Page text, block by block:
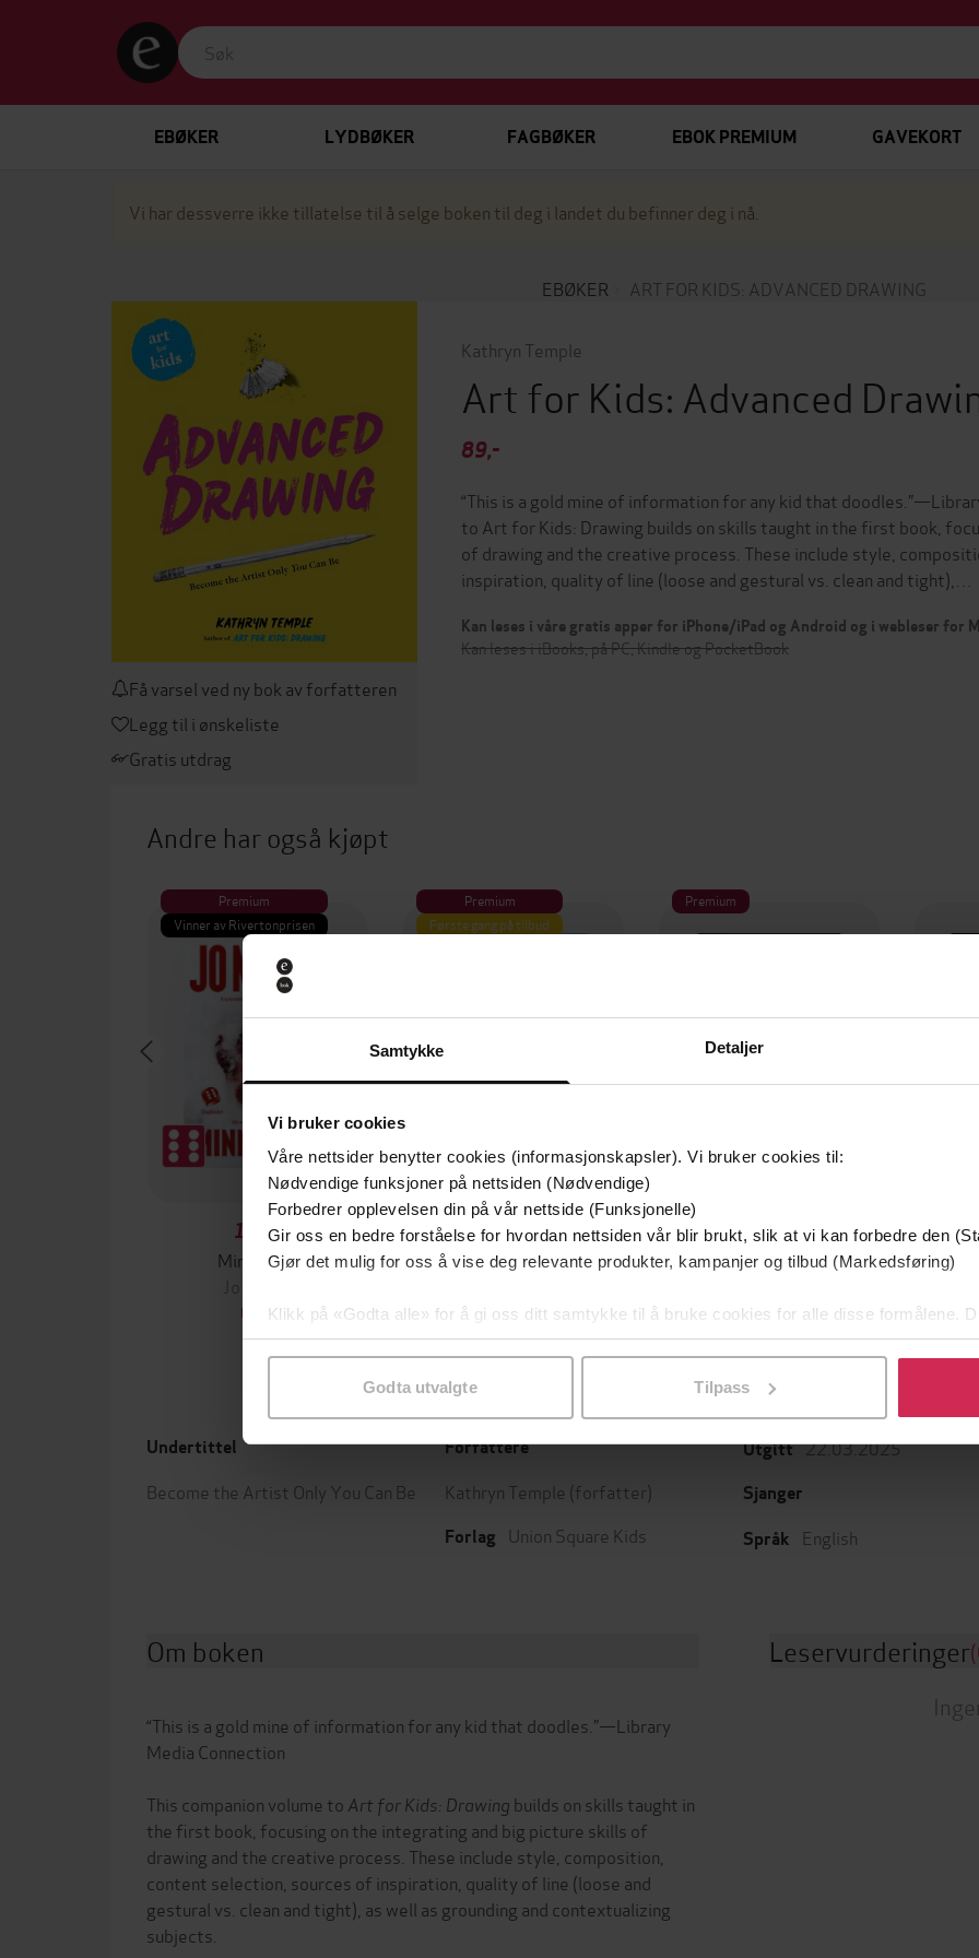
Samtykke Detaljer
Vi bruker cookies
Våre nettsider benytter cookies (informasjonskapsler). Vi bruker cookies til:
Nødvendige funksjoner på nettsiden (Nødvendige)
Forbedrer opplevelsen din på vår nettside (Funksjonelle)
Gir oss en bedre forståelse for hvordan nettsiden vår blir brukt, slik at vi kan forbedre den
Gjør det mulig for oss å vise deg relevante produkter, kampanjer og tilbud (Markedsføring)
Klikk på «Godta alle» for å gi oss ditt samtykke til å bruke cookies for alle disse formålene.
samtykke til spesifikke formål ved å klikke på «Tilpass». Du kan når som helst trekke
Godta utvalgte Tilpass
EBØKER LYDBØKER FAGBØKER EBOK PREMIUM GAVEKORT
Vi har dessverre ikke tillatelse til å selge boken til deg i landet du befinner deg i nå.
EBØKER ART FOR KIDS: ADVANCED DRAWING
Få varsel ved ny bok av forfatteren
Legg til i ønskeliste
Gratis utdrag
Kathryn Temple
Art for Kids: Advanced
89,-
“This is a gold mine of information for any kid that
to Art for Kids: Drawing builds on skills taught in the first book,
of drawing and the creative process. These include style,
inspiration, quality of line (loose and gestural vs. clean and tight),…
Kan leses i våre gratis apper for iPhone/iPad og Android og i webleser for
Kan leses i iBooks, på PC, Kindle og PocketBook
Andre har også kjøpt
Premium
Vinner av Rivertonprisen
199,-
Minnesota
EBOK
Premium
Første gang på tilbud
349,-
Utskudd
EBOK
Premium
149,-
En lykkelig familie
EBOK
Undertittel
Become the Artist Only You Can Be
Forfattere
Kathryn Temple (forfatter)
Forlag Union Square Kids
Utgitt 22.03.2025
Sjanger
Språk
English
Om boken
“This is a gold mine of information for any kid that doodles.”—Library
Media Connection
This companion volume to Art for Kids: Drawing builds on skills taught in
the first book, focusing on the integrating and big picture skills of
drawing and the creative process. These include style, composition,
content selection, sources of inspiration, quality of line (loose and
gestural vs. clean and tight), as well as grounding and contextualizing
subjects.
Leservurderinger